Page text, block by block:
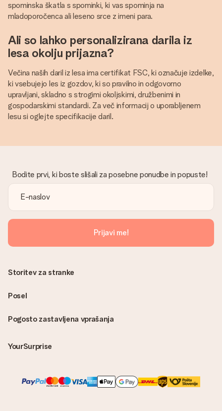
spominska škatla s spominki, ki vas spominja na
mladoporočenca ali leseno srce z imeni para.
Ali so lahko personalizirana darila iz
lesa okolju prijazna?
Večina naših daril iz lesa ima certifikat FSC, ki označuje izdelke,
ki vsebujejo les iz gozdov, ki so pravilno in odgovorno
upravljani, skladno s strogimi okoljskimi, družbenimi in
gospodarskimi standardi. Za več informacij o uporabljenem
lesu si oglejte specifikacije daril.
Bodite prvi, ki boste slišali za posebne ponudbe in popuste!
Prijavi me!
Pogosto zastavljena vprašanja
YourSurprise
Storitev za stranke
Posel